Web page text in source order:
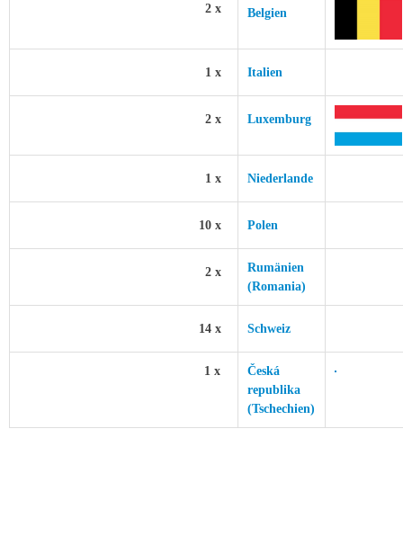
2 x Belgien
1 x Italien
2 x Luxemburg
1 x Niederlande
10 x Polen
2 x
Rumänien
(Romania)
14 x Schweiz
1 x
Česká
republika
(Tschechien)